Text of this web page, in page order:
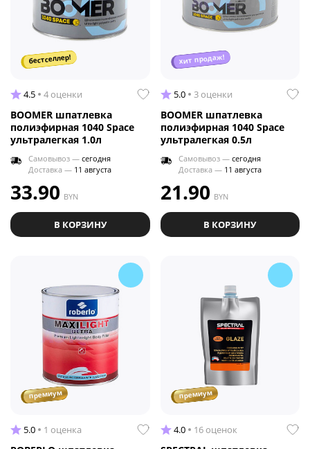
бестселлер!
4.5 4 оценки
BOOMER шпатлевка
полиэфирная 1040 Space
ультралегкая 1.0л
Самовывоз — сегодня
Доставка — 11 августа
33.90 BYN
В КОРЗИНУ
хит продаж!
5.0 3 оценки
BOOMER шпатлевка
полиэфирная 1040 Space
ультралегкая 0.5л
Самовывоз — сегодня
Доставка — 11 августа
21.90 BYN
В КОРЗИНУ
премиум
5.0 1 оценка
премиум
4.0 16 оценок